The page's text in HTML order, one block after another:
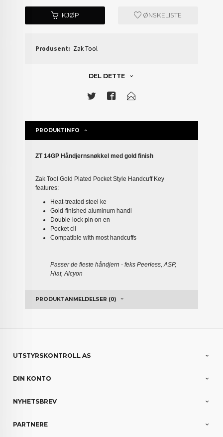
KJØP ØNSKELISTE
Produsent: Zak Tool
DEL DETTE
PRODUKTINFO
ZT 14GP Håndjernsnøkkel med gold finish
Zak Tool Gold Plated Pocket Style Handcuff Key
features:
Heat-treated steel ke
Gold-finished aluminum handl
Double-lock pin on en
Pocket cli
Compatible with most handcuffs
Passer de fleste håndjern - feks Peerless, ASP,
Hiat, Alcyon
PRODUKTANMELDELSER (0)
UTSTYRSKONTROLL AS
DIN KONTO
NYHETSBREV
PARTNERE